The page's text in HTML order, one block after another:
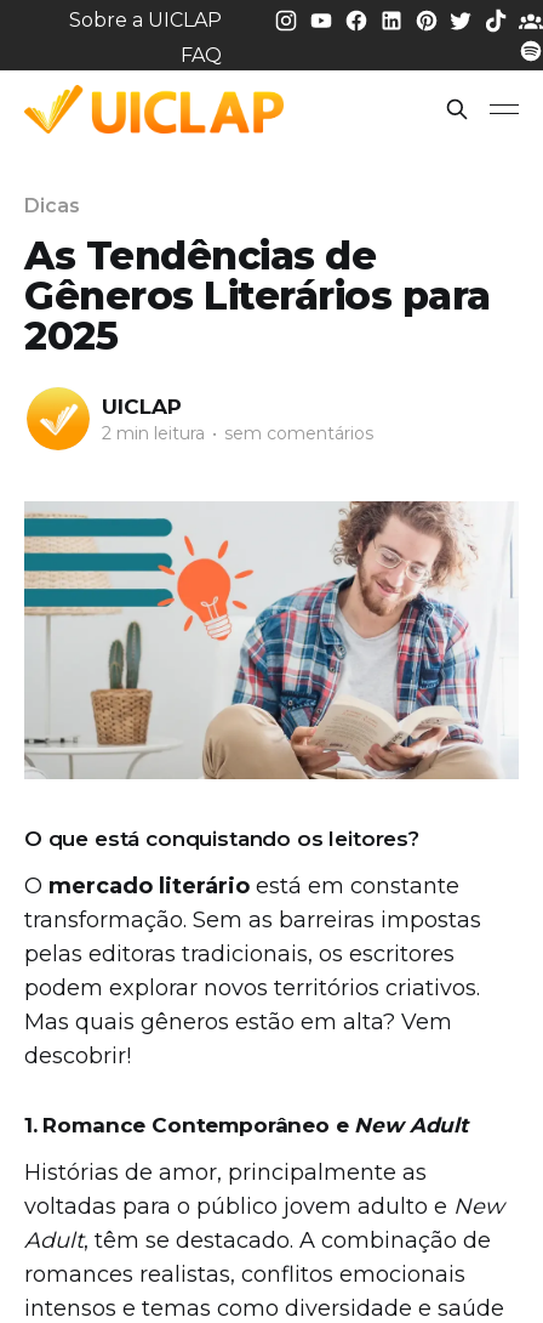
Sobre a UICLAP
FAQ
Dicas
As Tendências de
Gêneros Literários para
2025
UICLAP
2 min leitura • sem comentários
O que está conquistando os leitores?
O mercado literário está em constante
transformação. Sem as barreiras impostas
pelas editoras tradicionais, os escritores
podem explorar novos territórios criativos.
Mas quais gêneros estão em alta? Vem
descobrir!
1. Romance Contemporâneo e New Adult
Histórias de amor, principalmente as
voltadas para o público jovem adulto e New
Adult, têm se destacado. A combinação de
romances realistas, conflitos emocionais
intensos e temas como diversidade e saúde